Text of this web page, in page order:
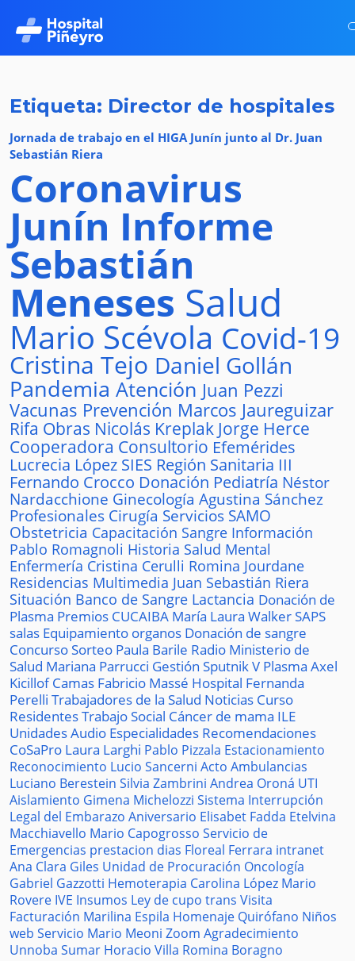
Etiqueta: Director de hospitales
Jornada de trabajo en el HIGA Junín junto al Dr. Juan
Sebastián Riera
Coronavirus
Junín Informe
Sebastián
Meneses Salud
Mario Scévola Covid-19
Cristina Tejo Daniel Gollán
Pandemia Atención Juan Pezzi
Vacunas Prevención Marcos Jaureguizar
Rifa Obras Nicolás Kreplak Jorge Herce
Cooperadora Consultorio Efemérides
Lucrecia López SIES Región Sanitaria III
Fernando Crocco Donación Pediatría Néstor
Nardacchione Ginecología Agustina Sánchez
Profesionales Cirugía Servicios SAMO
Obstetricia Capacitación Sangre Información
Pablo Romagnoli Historia Salud Mental
Enfermería Cristina Cerulli Romina Jourdane
Residencias Multimedia Juan Sebastián Riera
Situación Banco de Sangre Lactancia Donación de
Plasma Premios CUCAIBA María Laura WalkerSAPS
salas Equipamiento organos Donación de sangre
ConcursoSorteo Paula Barile Radio Ministerio de
Salud Mariana Parrucci Gestión Sputnik V Plasma Axel
KicillofCamas Fabricio Massé Hospital Fernanda
Perelli Trabajadores de la Salud Noticias Curso
ResidentesTrabajo Social Cáncer de mama ILE
UnidadesAudio Especialidades Recomendaciones
CoSaPro Laura Larghi Pablo Pizzala Estacionamiento
Reconocimiento Lucio Sancerni Acto Ambulancias
Luciano Berestein Silvia Zambrini Andrea Oroná UTI
Aislamiento Gimena Michelozzi Sistema Interrupción
Legal del Embarazo Aniversario Elisabet Fadda Etelvina
Macchiavello Mario Capogrosso Servicio de
Emergencias prestacion dias Floreal Ferrara intranet
Ana Clara Giles Unidad de Procuración Oncología
Gabriel Gazzotti Hemoterapia Carolina López Mario
Rovere IVE Insumos Ley de cupo trans Visita
Facturación Marilina Espila Homenaje Quirófano Niños
web Servicio Mario Meoni Zoom Agradecimiento
Unnoba Sumar Horacio Villa Romina Boragno